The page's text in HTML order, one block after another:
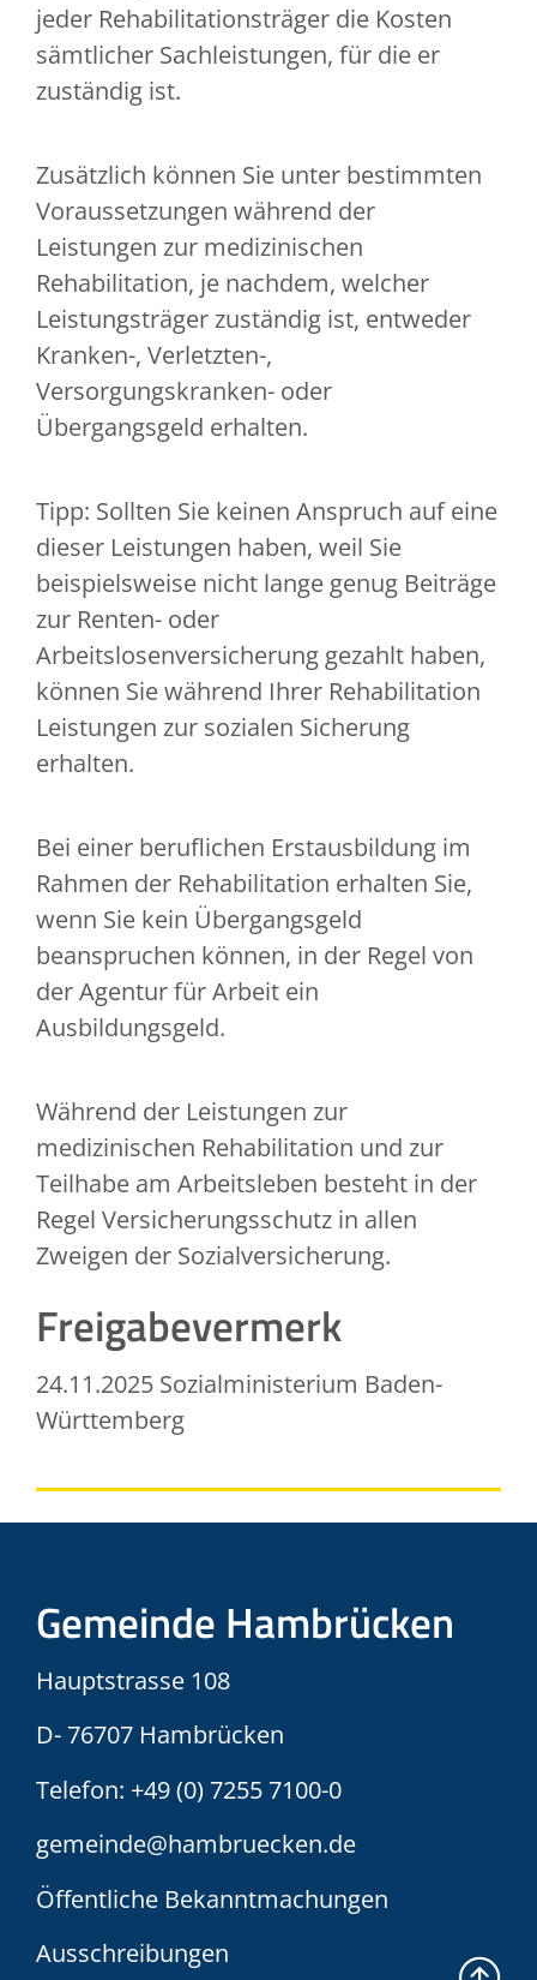
jeder Rehabilitationsträger die Kosten
sämtlicher Sachleistungen, für die er
zuständig ist.
Zusätzlich können Sie unter bestimmten
Voraussetzungen während der
Leistungen zur medizinischen
Rehabilitation, je nachdem, welcher
Leistungsträger zuständig ist, entweder
Kranken-, Verletzten-,
Versorgungskranken- oder
Übergangsgeld erhalten.
Tipp: Sollten Sie keinen Anspruch auf eine
dieser Leistungen haben, weil Sie
beispielsweise nicht lange genug Beiträge
zur Renten- oder
Arbeitslosenversicherung gezahlt haben,
können Sie während Ihrer Rehabilitation
Leistungen zur sozialen Sicherung
erhalten.
Bei einer beruflichen Erstausbildung im
Rahmen der Rehabilitation erhalten Sie,
wenn Sie kein Übergangsgeld
beanspruchen können, in der Regel von
der Agentur für Arbeit ein
Ausbildungsgeld.
Während der Leistungen zur
medizinischen Rehabilitation und zur
Teilhabe am Arbeitsleben besteht in der
Regel Versicherungsschutz in allen
Zweigen der Sozialversicherung.
Freigabevermerk
24.11.2025 Sozialministerium Baden-
Württemberg
Gemeinde Hambrücken
Hauptstrasse 108
D- 76707 Hambrücken
Telefon: +49 (0) 7255 7100-0
gemeinde@hambruecken.de
Öffentliche Bekanntmachungen
Ausschreibungen